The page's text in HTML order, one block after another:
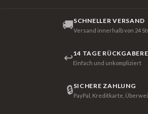
🚚SCHNELLER VERSAND
Versand innerhalb von 24
↩14 TAGE
Einfach und unkompliziert
🔒SICHERE ZAHLUNG
PayPal, Kreditkarte,